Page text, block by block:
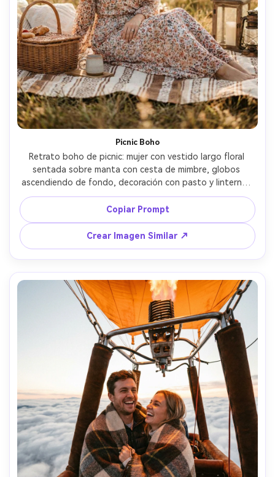
Picnic Boho
Retrato boho de picnic: mujer con vestido largo floral
sentada sobre manta con cesta de mimbre, globos
ascendiendo de fondo, decoración con pasto y linternas
vintage, luz cálida al amanecer, captada con Nikon Z6 II,
35mm f/1.8, composición de estilo de vida, desenfoque
suave, texturas fotorrealistas --ar 4:5
Copiar Prompt
Crear Imagen Similar ↗